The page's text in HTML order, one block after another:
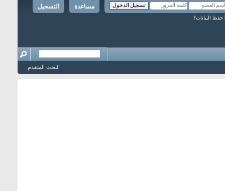
التسجيل مساعدة
حفظ البيانات؟
البحث المتقدم